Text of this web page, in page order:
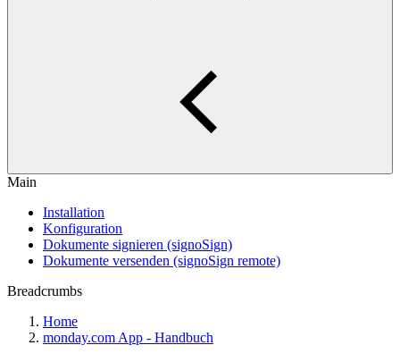
Main
Installation
Konfiguration
Dokumente signieren (signoSign)
Dokumente versenden (signoSign remote)
Breadcrumbs
Home
monday.com App - Handbuch